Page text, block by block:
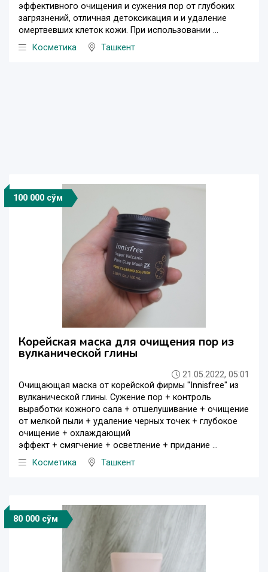
эффективного очищения и сужения пор от глубоких
загрязнений, отличная детоксикация и и удаление
омертвевших клеток кожи. При использовании ...
Косметика
Ташкент
100 000 сўм
Корейская маска для очищения пор из
вулканической глины
21.05.2022, 05:01
Очищающая маска от корейской фирмы "Innisfree" из
вулканической глины. Сужение пор + контроль
выработки кожного сала + отшелушивание + очищение
от мелкой пыли + удаление черных точек + глубокое
очищение + охлаждающий
эффект + смягчение + осветление + придание ...
Косметика
Ташкент
80 000 сўм